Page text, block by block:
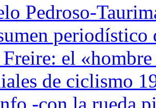
Pedroso-
Freire: el
de ciclismo
-con la rueda